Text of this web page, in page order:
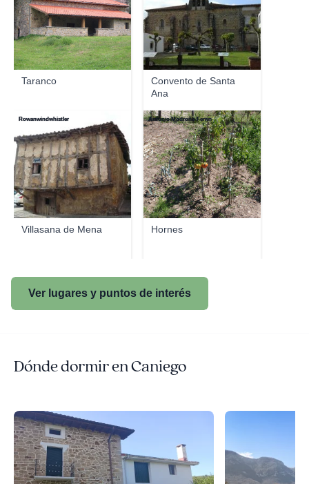
Taranco
Convento de Santa
Ana
Villasana de Mena
Rowanwindwhistler
Hornes
Antonio Modroño Ferrin
Ver lugares y puntos de interés
Dónde dormir en Caniego